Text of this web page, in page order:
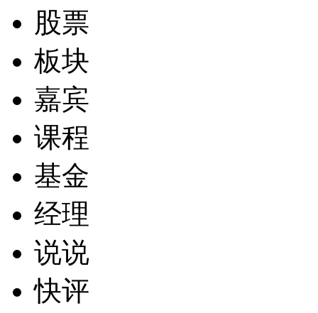
股票
板块
嘉宾
课程
基金
经理
说说
快评